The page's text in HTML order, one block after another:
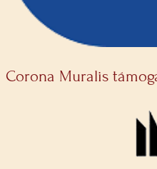
Corona Muralis